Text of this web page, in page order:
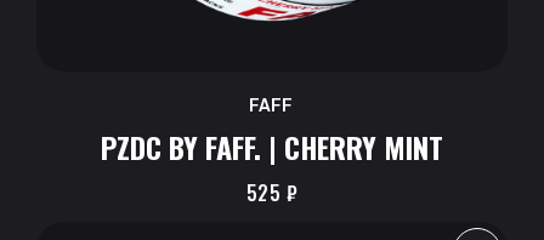
FAFF
PZDC BY FAFF. | CHERRY MINT
525 ₽